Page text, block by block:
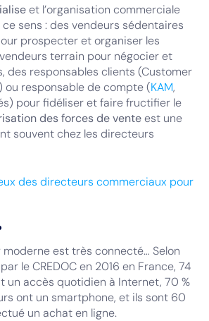
et l’organisation commerciale
sens : des vendeurs sédentaires
prospecter et organiser les
terrain pour négocier et
des responsables clients (Customer
ou responsable de compte (KAM,
pour fidéliser et faire fructifier le
des forces de venteest une
souvent chez les directeurs
des directeurs commerciaux pour
est très connecté… Selon
le CREDOC en 2016 en France, 74
un accès quotidien à Internet, 70 %
ont un smartphone, et ils sont 60
un achat en ligne.